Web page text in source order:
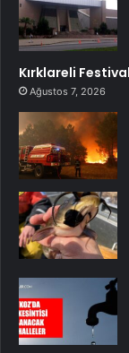
Kırklareli
Ağustos 7, 2026